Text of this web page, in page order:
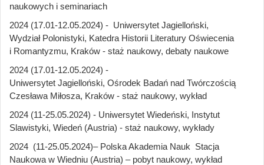
naukowych i seminariach
2024 (17.01-12.05.2024) - Uniwersytet Jagielloński,
Wydział Polonistyki, Katedra Historii Literatury Oświecenia
i Romantyzmu, Kraków - staż naukowy, debaty naukowe
2024 (17.01-12.05.2024) -
Uniwersytet Jagielloński, Ośrodek Badań nad Twórczością
Czesława Miłosza, Kraków - staż naukowy, wykład
2024 (11-25.05.2024) - Uniwersytet Wiedeński, Instytut
Slawistyki, Wiedeń (Austria) - staż naukowy, wykłady
2024 (11-25.05.2024)– Polska Akademia Nauk Stacja
Naukowa w Wiedniu (Austria) – pobyt naukowy, wykład